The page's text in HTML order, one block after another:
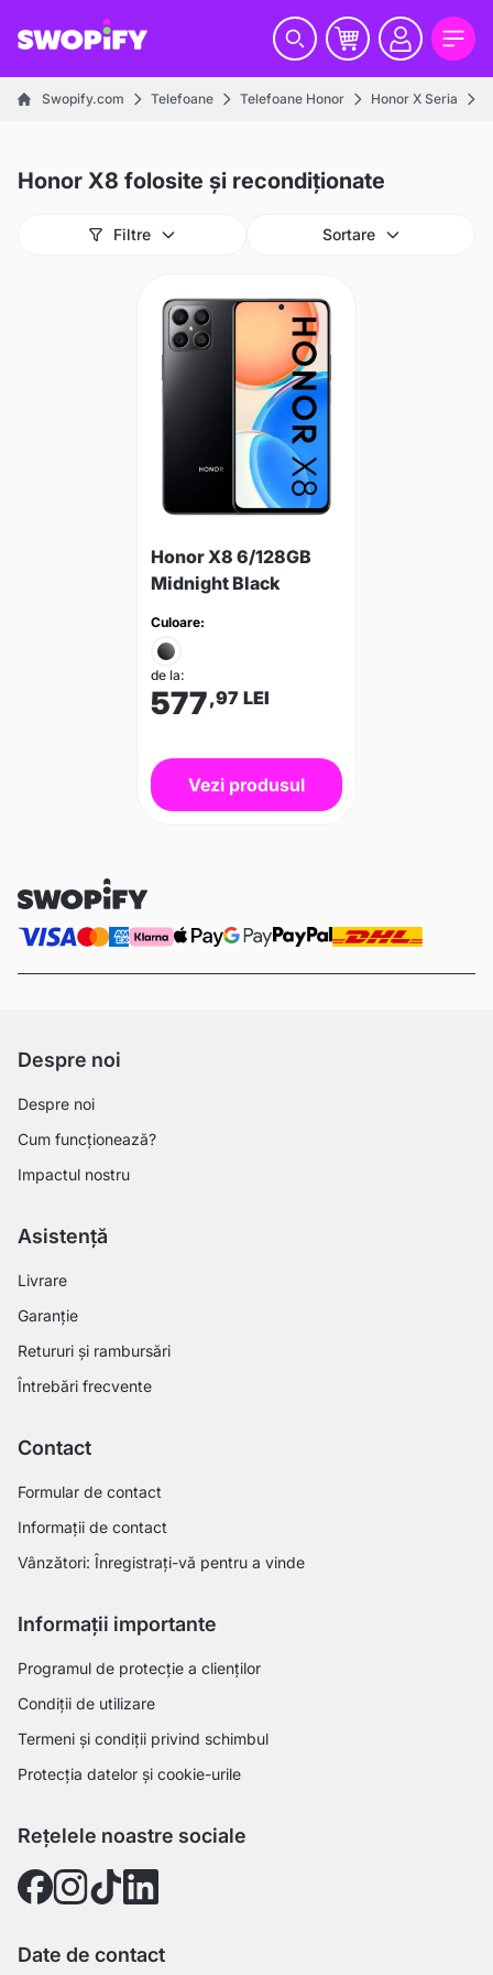
Swopify.com Telefoane Telefoane Honor Honor X Seria
Honor X8 folosite și recondiționate
Filtre Sortare
Honor X8 6/128GB
Midnight Black
Culoare:
de la:
577,97 LEI
Vezi produsul
Despre noi
Despre noi
Cum funcționează?
Impactul nostru
Asistență
Livrare
Garanție
Retururi și rambursări
Întrebări frecvente
Contact
Formular de contact
Informații de contact
Vânzători: Înregistrați-vă pentru a vinde
Informații importante
Programul de protecție a clienților
Condiții de utilizare
Termeni și condiții privind schimbul
Protecția datelor și cookie-urile
Rețelele noastre sociale
Date de contact